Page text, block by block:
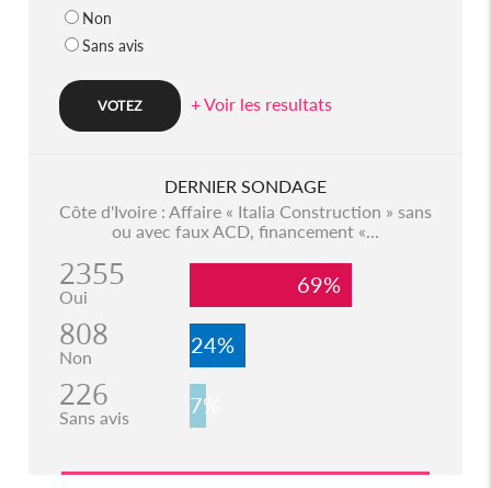
Non
Sans avis
+ Voir les resultats
DERNIER SONDAGE
Côte d'Ivoire : Affaire « Italia Construction » sans
ou avec faux ACD, financement «...
2355
Oui 69%
808
Non 24%
226
Sans avis 7%